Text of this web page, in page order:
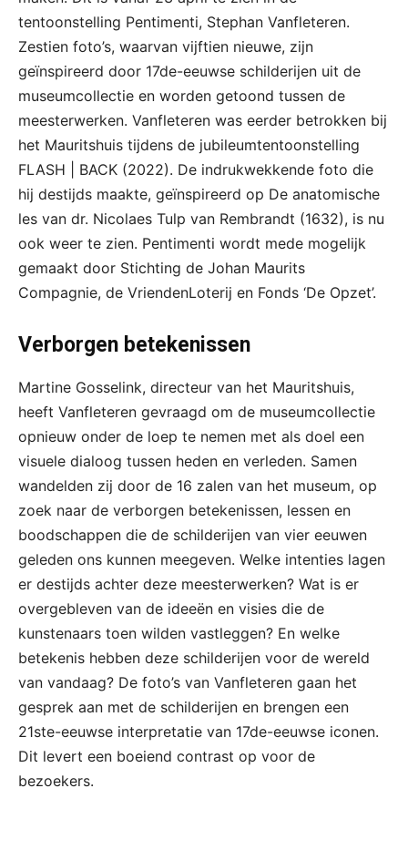
tentoonstelling Pentimenti, Stephan Vanfleteren.
Zestien foto’s, waarvan vijftien nieuwe, zijn
geïnspireerd door 17de-eeuwse schilderijen uit de
museumcollectie en worden getoond tussen de
meesterwerken. Vanfleteren was eerder betrokken bij
het Mauritshuis tijdens de jubileumtentoonstelling
FLASH | BACK (2022). De indrukwekkende foto die
hij destijds maakte, geïnspireerd op De anatomische
les van dr. Nicolaes Tulp van Rembrandt (1632), is nu
ook weer te zien. Pentimenti wordt mede mogelijk
gemaakt door Stichting de Johan Maurits
Compagnie, de VriendenLoterij en Fonds ‘De Opzet’.
Verborgen betekenissen
Martine Gosselink, directeur van het Mauritshuis,
heeft Vanfleteren gevraagd om de museumcollectie
opnieuw onder de loep te nemen met als doel een
visuele dialoog tussen heden en verleden. Samen
wandelden zij door de 16 zalen van het museum, op
zoek naar de verborgen betekenissen, lessen en
boodschappen die de schilderijen van vier eeuwen
geleden ons kunnen meegeven. Welke intenties lagen
er destijds achter deze meesterwerken? Wat is er
overgebleven van de ideeën en visies die de
kunstenaars toen wilden vastleggen? En welke
betekenis hebben deze schilderijen voor de wereld
van vandaag? De foto’s van Vanfleteren gaan het
gesprek aan met de schilderijen en brengen een
21ste-eeuwse interpretatie van 17de-eeuwse iconen.
Dit levert een boeiend contrast op voor de
bezoekers.